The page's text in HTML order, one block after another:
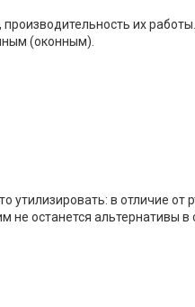
их
(оконным).
утилизировать: в отличие
останется альтернативы